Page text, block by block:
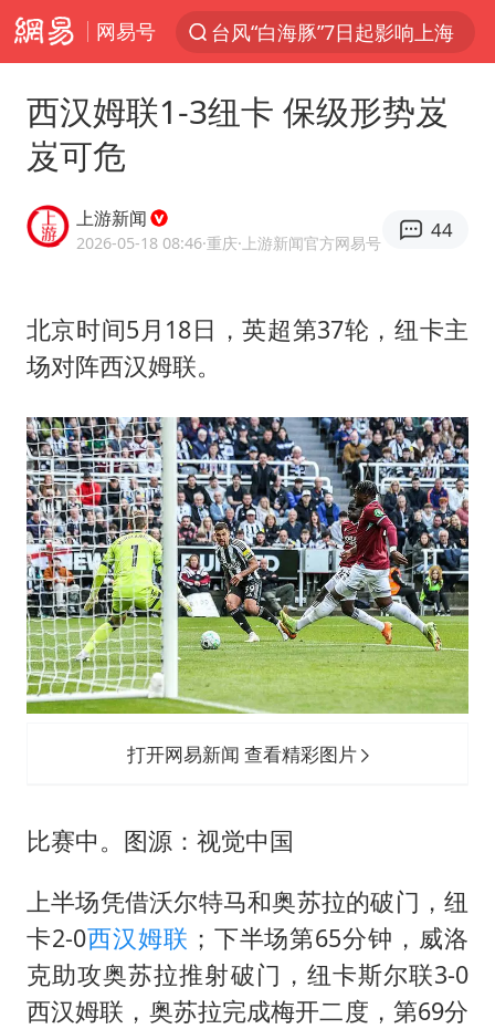
网易号
台风“白海豚”7日起影响上海
80后女柜员获聘4200亿银行副行长
“梅姨案”被拐儿童钟彬发声
空调发明出来竟然不是为了给人降温
曝侯明昊违反交规被约谈
“梅姨”准确年龄仍未知
《歌手》歌王之战帮唱嘉宾官宣
南昌一规划馆现“阴间座椅”字样
韩国每3辆新上牌电车就有1辆来自中国
41岁女子为鼓励女儿考上985研究生
多个台风来袭 是否会相互影响
李亚鹏向地铁吐血女孩捐99999元
李嫣近照曝光
西汉姆联1-3纽卡 保级形势岌
岌可危
上游新闻
2026-05-18 08:46·重庆·上游新闻官方网易号
44
北京时间5月18日，英超第37轮，纽卡主
场对阵西汉姆联。
打开网易新闻 查看精彩图片
比赛中。图源：视觉中国
上半场凭借沃尔特马和奥苏拉的破门，纽
卡2-0西汉姆联 ；下半场第65分钟，威洛
克助攻奥苏拉推射破门，纽卡斯尔联3-0
西汉姆联，奥苏拉完成梅开二度，第69分